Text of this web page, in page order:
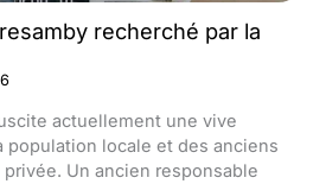
recherché par la
actuellement une vive
population locale et des anciens
privée. Un ancien responsable